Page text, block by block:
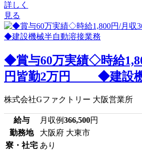
詳しく
見る
◆賞与60万実績◇時給
円皆勤2万円 ◆建設
株式会社Gファクトリー 大阪営業所
給与 月収例366,500円
勤務地
大阪府 大東市
寮・社宅 あり